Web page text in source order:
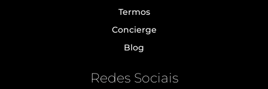
Termos
Concierge
Blog
Redes Sociais